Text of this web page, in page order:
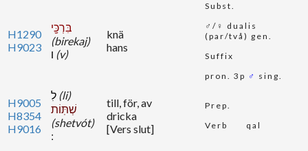
H1290
H9023
בִּרְכָּ֖י
(birekaj)
(v)
knä
hans
Subst.
♂/♀ dualis
(par/två) gen.
Suffix
pron. 3p ♂ sing.
H9005
H8354
H9016
(li)
שְׁתּֽוֹת
(shetvót)
till, för, av
dricka
[Vers slut]
Prep.
Verb
qal